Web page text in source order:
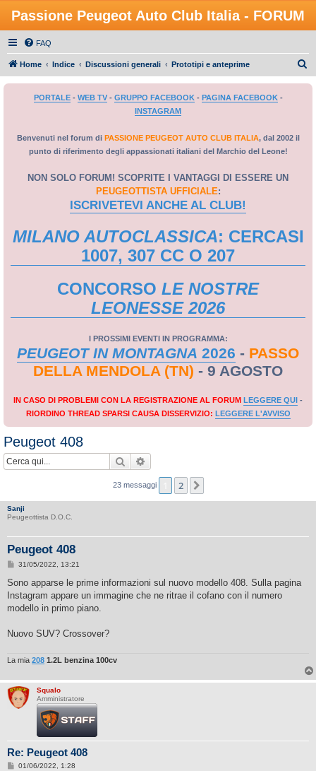
Passione Peugeot Auto Club Italia - FORUM
FAQ
Home Indice Discussioni generali Prototipi e anteprime
PORTALE- WEB TV- GRUPPO FACEBOOK- PAGINA FACEBOOK-
INSTAGRAM
Benvenuti nel forum di PASSIONE PEUGEOT AUTO CLUB ITALIA, dal 2002 il
punto di riferimento degli appassionati italiani del Marchio del Leone!
NON SOLO FORUM! SCOPRITE I VANTAGGI DI ESSERE UN
PEUGEOTTISTA UFFICIALE:
ISCRIVETEVI ANCHE AL CLUB!
MILANO AUTOCLASSICA: CERCASI
1007, 307 CC O 207
CONCORSO LE NOSTRE
LEONESSE 2026
I PROSSIMI EVENTI IN PROGRAMMA:
PEUGEOT IN MONTAGNA 2026 - PASSO
DELLA MENDOLA (TN) - 9 AGOSTO
IN CASO DI PROBLEMI CON LA REGISTRAZIONE AL FORUM LEGGERE QUI -
RIORDINO THREAD SPARSI CAUSA DISSERVIZIO: LEGGERE L'AVVISO
Peugeot 408
Cerca
23 messaggi 2
Sanji
Peugeottista D.O.C.
Peugeot 408
M
s
a
g
o
31/05/2022, 13:21
Sono apparse le prime informazioni sul nuovo modello 408. Sulla pagina
Instagram appare un immagine che ne ritrae il cofano con il numero
modello in primo piano.
Nuovo SUV? Crossover?
La mia 208 1.2L benzina 100cv
Squalo
Amministratore
Re: Peugeot 408
M01/06/2022, 1:28